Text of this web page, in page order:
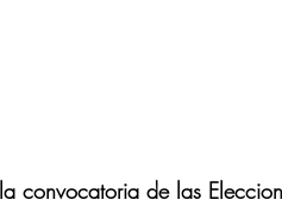
convocatoria de las